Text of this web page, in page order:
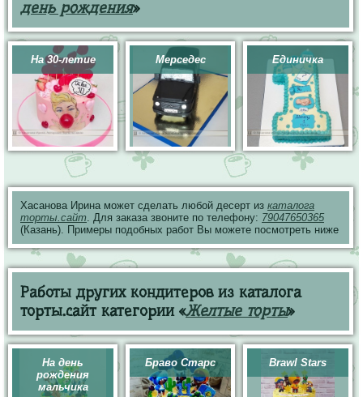
день рождения»
На 30-летие Мерседес Единичка
Хасанова Ирина может сделать любой десерт из каталога
торты.сайт. Для заказа звоните по телефону: 79047650365
(Казань). Примеры подобных работ Вы можете посмотреть ниже
Работы других кондитеров из каталога
торты.сайт категории «Желтые торты»
На день
рождения
мальчика
Браво Старс Brawl Stars